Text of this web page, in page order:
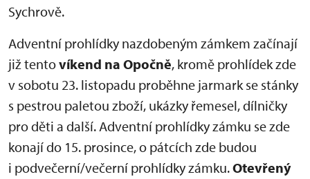
Sychrově.
Adventní prohlídky nazdobeným zámkem začínají
již tentovíkend na Opočně, kromě prohlídek zde
v sobotu 23. listopadu proběhne jarmark se stánky
s pestrou paletou zboží, ukázky řemesel, dílničky
pro děti a další. Adventní prohlídky zámku se zde
konají do 15. prosince, o pátcích zde budou
i podvečerní/večerní prohlídky zámku.Otevřený